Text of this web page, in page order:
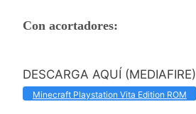
Con acortadores:
DESCARGA AQUÍ (MEDIAFIRE)
Minecraft Playstation Vita Edition ROM